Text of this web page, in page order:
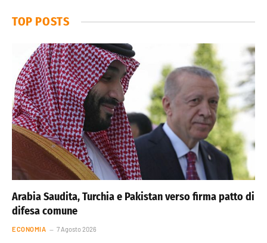
TOP POSTS
Arabia Saudita, Turchia e Pakistan verso firma patto di
difesa comune
ECONOMIA 7 Agosto 2026